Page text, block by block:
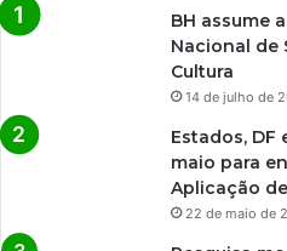
BH assume
Nacional de
Cultura
14 de julho de
Estados, DF
maio para
Aplicação
22 de maio de